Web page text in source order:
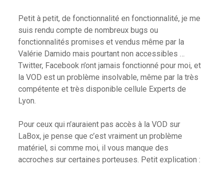
Petit à petit, de fonctionnalité en fonctionnalité, je me
suis rendu compte de nombreux bugs ou
fonctionnalités promises et vendus même par la
Valérie Damido mais pourtant non accessibles …
Twitter, Facebook n’ont jamais fonctionné pour moi, et
la VOD est un problème insolvable, même par la très
compétente et très disponible cellule Experts de
Lyon.
Pour ceux qui n’auraient pas accès à la VOD sur
LaBox, je pense que c’est vraiment un problème
matériel, si comme moi, il vous manque des
accroches sur certaines porteuses. Petit explication :